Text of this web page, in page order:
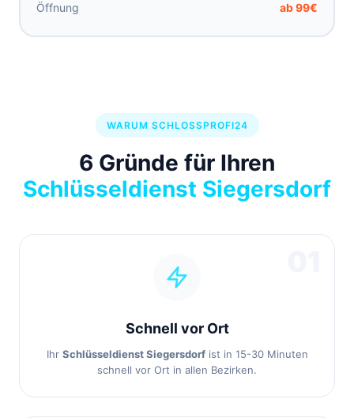
Öffnung
ab 99€
WARUM SCHLOSSPROFI24
6 Gründe für Ihren
Schlüsseldienst Siegersdorf
Schnell vor Ort
Ihr Schlüsseldienst Siegersdorfist in 15-30 Minuten
schnell vor Ort in allen Bezirken.